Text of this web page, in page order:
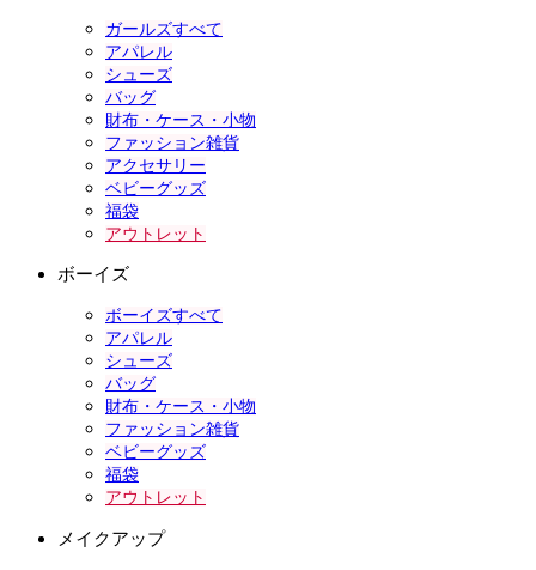
ガールズすべて
アパレル
シューズ
バッグ
財布・ケース・小物
ファッション雑貨
アクセサリー
ベビーグッズ
福袋
アウトレット
ボーイズ
ボーイズすべて
アパレル
シューズ
バッグ
財布・ケース・小物
ファッション雑貨
ベビーグッズ
福袋
アウトレット
メイクアップ